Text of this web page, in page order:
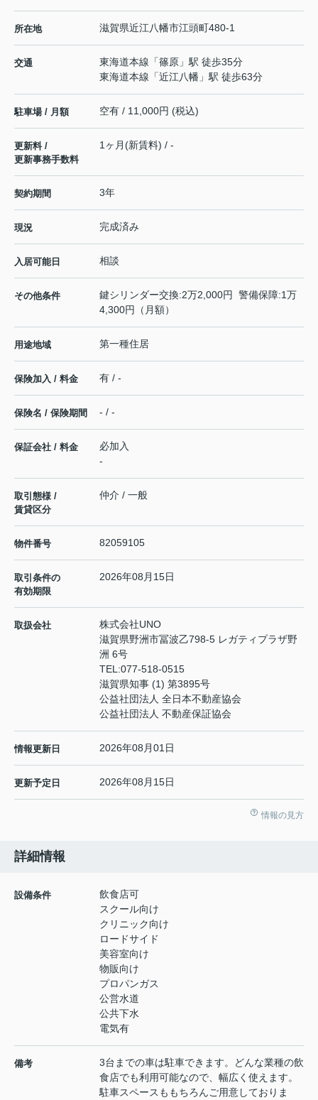
所在地 滋賀県近江八幡市江頭町480-1
交通 東海道本線 「篠原 」駅 徒歩35分
東海道本線 「近江八幡 」駅 徒歩63分
駐車場 / 月額 空有 / 11,000円 (税込)
更新料 /
更新事務手数料
1ヶ月(新賃料) / -
契約期間 3年
現況 完成済み
入居可能日 相談
その他条件
鍵シリンダー交換:2万2,000円 警備保障:1万
4,300円（月額）
用途地域 第一種住居
保険加入 / 料金 有 / -
保険名 / 保険期間 - / -
保証会社 / 料金
必加入
-
取引態様 /
賃貸区分
仲介 / 一般
物件番号 82059105
取引条件の
有効期限
2026年08月15日
取扱会社
株式会社UNO
滋賀県野洲市冨波乙798-5 レガティプラザ野
洲 6号
TEL:077-518-0515
滋賀県知事 (1) 第3895号
公益社団法人 全日本不動産協会
公益社団法人 不動産保証協会
情報更新日 2026年08月01日
更新予定日 2026年08月15日
情報の見方
詳細情報
設備条件
飲食店可
スクール向け
クリニック向け
ロードサイド
美容室向け
物販向け
プロパンガス
公営水道
公共下水
電気有
備考
3台までの車は駐車できます。どんな業種の飲
食店でも利用可能なので、幅広く使えます。
駐車スペースももちろんご用意しておりま